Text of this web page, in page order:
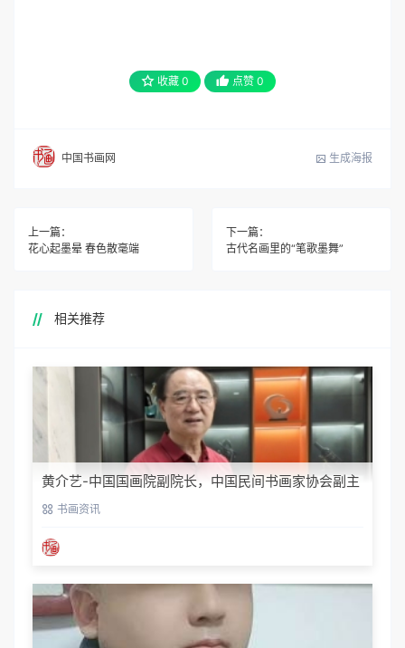
收藏 0 点赞 0
中国书画网 生成海报
上一篇：
花心起墨晕 春色散毫端
下一篇：
古代名画里的“笔歌墨舞”
相关推荐
黄介艺-中国国画院副院长，中国民间书画家协会副主
席 书画资讯